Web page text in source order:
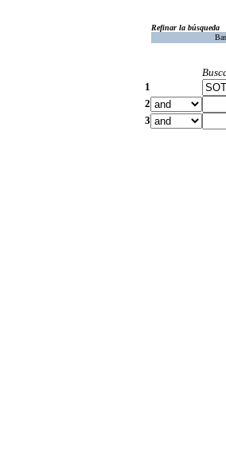
Refinar la búsqueda
1
2
3